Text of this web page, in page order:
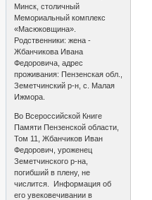
Минск, столичный
Мемориальный комплекс
«Масюковщина».
Родственники: жена -
Жбанчикова Ивана
Федоровича, адрес
проживания: Пензенская обл.,
Земетчинский р-н, с. Малая
Ижмора.
Во Всероссийской Книге
Памяти Пензенской области,
Том 11, Жбанчиков Иван
Федорович, уроженец
Земетчинского р-на,
погибший в плену, не
числится. Информация об
его увековечивании в